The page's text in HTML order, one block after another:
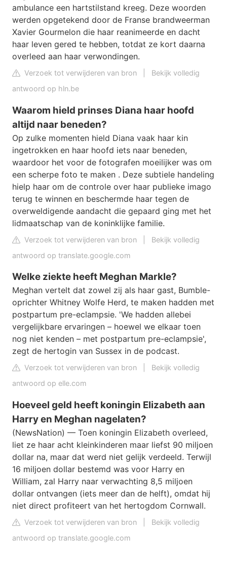
ambulance een hartstilstand kreeg. Deze woorden
werden opgetekend door de Franse brandweerman
Xavier Gourmelon die haar reanimeerde en dacht
haar leven gered te hebben, totdat ze kort daarna
overleed aan haar verwondingen.
Verzoek tot verwijderen van bron
Bekijk volledig
antwoord op hln.be
Waarom hield prinses Diana haar hoofd
altijd naar beneden?
Op zulke momenten hield Diana vaak haar kin
ingetrokken en haar hoofd iets naar beneden,
waardoor het voor de fotografen moeilijker was om
een ​​scherpe foto te maken . Deze subtiele handeling
hielp haar om de controle over haar publieke imago
terug te winnen en beschermde haar tegen de
overweldigende aandacht die gepaard ging met het
lidmaatschap van de koninklijke familie.
Verzoek tot verwijderen van bron
Bekijk volledig
antwoord op translate.google.com
Welke ziekte heeft Meghan Markle?
Meghan vertelt dat zowel zij als haar gast, Bumble-
oprichter Whitney Wolfe Herd, te maken hadden met
postpartum pre-eclampsie. 'We hadden allebei
vergelijkbare ervaringen – hoewel we elkaar toen
nog niet kenden – met postpartum pre-eclampsie',
zegt de hertogin van Sussex in de podcast.
Verzoek tot verwijderen van bron
Bekijk volledig
antwoord op elle.com
Hoeveel geld heeft koningin Elizabeth aan
Harry en Meghan nagelaten?
(NewsNation) — Toen koningin Elizabeth overleed,
liet ze haar acht kleinkinderen maar liefst 90 miljoen
dollar na, maar dat werd niet gelijk verdeeld. Terwijl
16 miljoen dollar bestemd was voor Harry en
William, zal Harry naar verwachting 8,5 miljoen
dollar ontvangen (iets meer dan de helft), omdat hij
niet direct profiteert van het hertogdom Cornwall.
Verzoek tot verwijderen van bron
Bekijk volledig
antwoord op translate.google.com